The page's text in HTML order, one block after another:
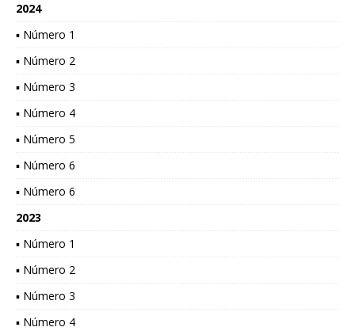
2024
▪ Número 1
▪ Número 2
▪ Número 3
▪ Número 4
▪ Número 5
▪ Número 6
▪ Número 6
2023
▪ Número 1
▪ Número 2
▪ Número 3
▪ Número 4